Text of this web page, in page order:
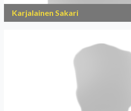
Karjalainen Sakari